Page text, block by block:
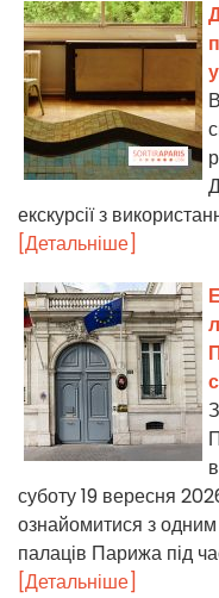
екскурсії з
[Детальніше]
суботу 19 вересня
ознайомитися з
палаців Парижа під
[Детальніше]